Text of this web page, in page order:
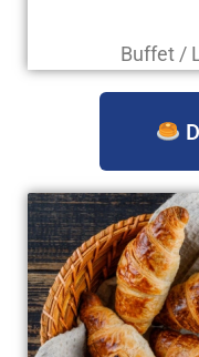
Buffet /